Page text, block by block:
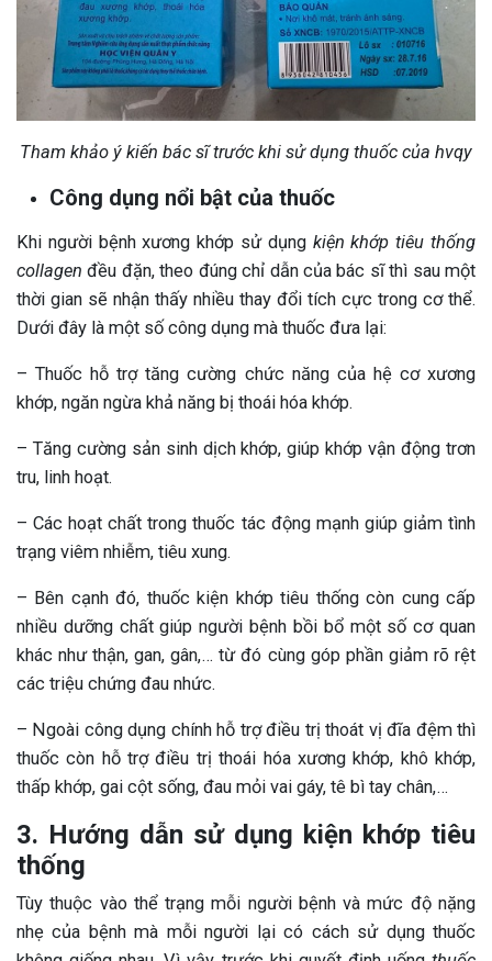
Tham khảo ý kiến bác sĩ trước khi sử dụng thuốc của hvqy
Công dụng nổi bật của thuốc
Khi người bệnh xương khớp sử dụng kiện khớp tiêu thống
collagen đều đặn, theo đúng chỉ dẫn của bác sĩ thì sau một
thời gian sẽ nhận thấy nhiều thay đổi tích cực trong cơ thể.
Dưới đây là một số công dụng mà thuốc đưa lại:
– Thuốc hỗ trợ tăng cường chức năng của hệ cơ xương
khớp, ngăn ngừa khả năng bị thoái hóa khớp.
– Tăng cường sản sinh dịch khớp, giúp khớp vận động trơn
tru, linh hoạt.
– Các hoạt chất trong thuốc tác động mạnh giúp giảm tình
trạng viêm nhiễm, tiêu xung.
– Bên cạnh đó, thuốc kiện khớp tiêu thống còn cung cấp
nhiều dưỡng chất giúp người bệnh bồi bổ một số cơ quan
khác như thận, gan, gân,… từ đó cùng góp phần giảm rõ rệt
các triệu chứng đau nhức.
– Ngoài công dụng chính hỗ trợ điều trị thoát vị đĩa đệm thì
thuốc còn hỗ trợ điều trị thoái hóa xương khớp, khô khớp,
thấp khớp, gai cột sống, đau mỏi vai gáy, tê bì tay chân,…
3. Hướng dẫn sử dụng kiện khớp tiêu
thống
Tùy thuộc vào thể trạng mỗi người bệnh và mức độ nặng
nhẹ của bệnh mà mỗi người lại có cách sử dụng thuốc